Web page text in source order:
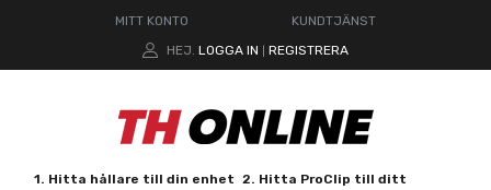
MITT KONTO
KUNDTJÄNST
HEJ. LOGGA IN REGISTRERA
1. Hitta hållare till din enhet 2. Hitta ProClip till ditt